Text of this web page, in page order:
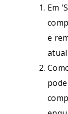
Em
e